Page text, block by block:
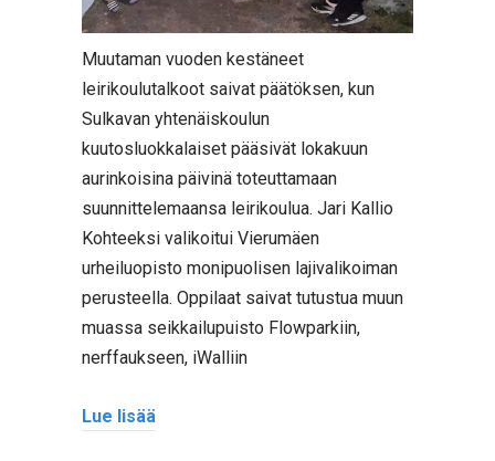
Muutaman vuoden kestäneet
leirikoulutalkoot saivat päätöksen, kun
Sulkavan yhtenäiskoulun
kuutosluokkalaiset pääsivät lokakuun
aurinkoisina päivinä toteuttamaan
suunnittelemaansa leirikoulua. Jari Kallio
Kohteeksi valikoitui Vierumäen
urheiluopisto monipuolisen lajivalikoiman
perusteella. Oppilaat saivat tutustua muun
muassa seikkailupuisto Flowparkiin,
nerffaukseen, iWalliin
Lue lisää